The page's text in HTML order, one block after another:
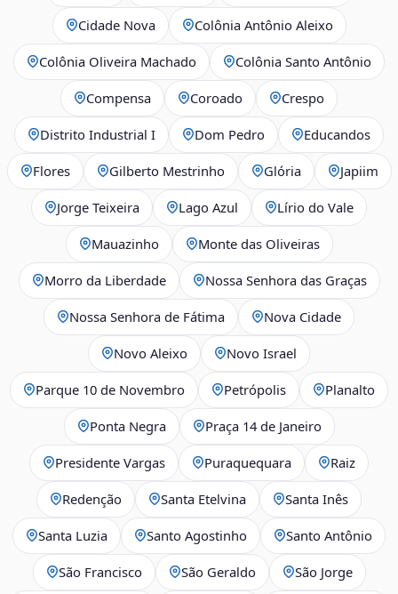
Cidade Nova Colônia Antônio Aleixo
Colônia Oliveira Machado Colônia Santo Antônio
Compensa Coroado Crespo
Distrito Industrial I Dom Pedro Educandos
Flores Gilberto Mestrinho Glória Japiim
Jorge Teixeira Lago Azul Lírio do Vale
Mauazinho Monte das Oliveiras
Morro da Liberdade Nossa Senhora das Graças
Nossa Senhora de Fátima Nova Cidade
Novo Aleixo Novo Israel
Parque 10 de Novembro Petrópolis Planalto
Ponta Negra Praça 14 de Janeiro
Presidente Vargas Puraquequara Raiz
Redenção Santa Etelvina Santa Inês
Santa Luzia Santo Agostinho Santo Antônio
São Francisco São Geraldo São Jorge